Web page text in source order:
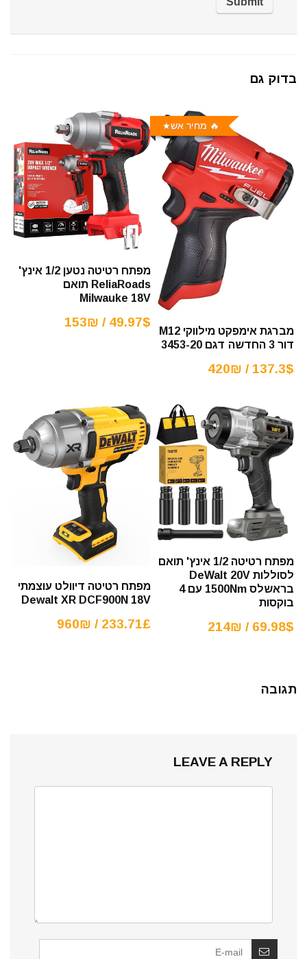
בדוק גם
🔥 מחיר אש
מברגת אימפקט מילווקי M12
דור 3 החדשה דגם 3453-20
137.3$ / 420₪
מפתח רטיטה נטען ‎1/2 אינץ'
ReliaRoads תואם
Milwauke 18V
49.97$ / 153₪
מפתח רטיטה 1/2 אינץ' תואם
לסוללות DeWalt 20V
בראשלס 1500Nm עם 4
בוקסות
69.98$ / 214₪
מפתח רטיטה דיוולט עוצמתי
Dewalt XR DCF900N 18V
233.71£ / 960₪
תגובה
LEAVE A REPLY